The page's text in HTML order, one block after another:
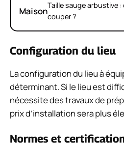
MaisonTaille sauge arbustive
couper ?
Configuration du lieu
La configuration du lieu à
déterminant. Si le lieu est
nécessite des travaux de
prix d’installation sera plus
Normes et